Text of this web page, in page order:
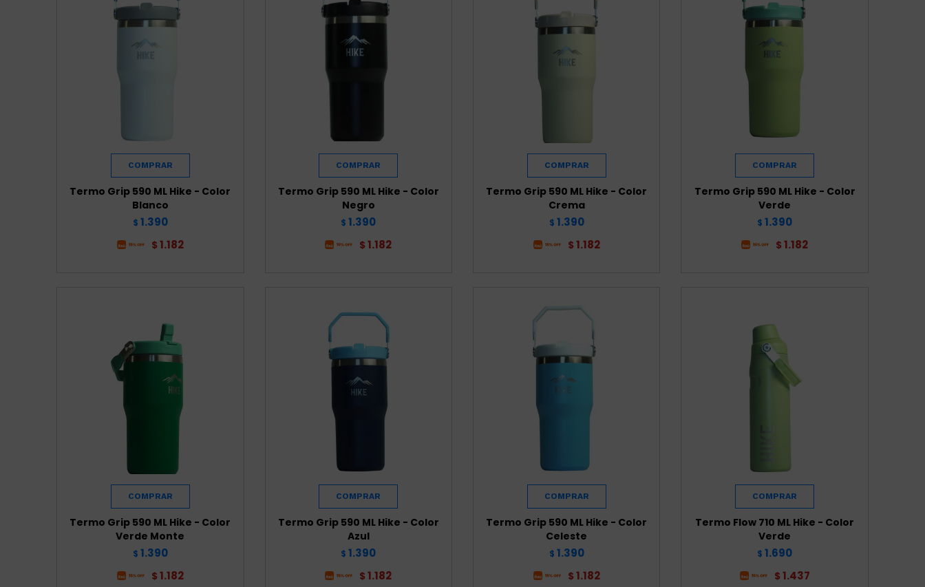
Termo Grip 590 ML Hike - Color
Blanco
$ 1.390
$ 1.182
Termo Grip 590 ML Hike - Color
Negro
$ 1.390
$ 1.182
Termo Grip 590 ML Hike - Color
Crema
$ 1.390
$ 1.182
Termo Grip 590 ML Hike - Color
Verde
$ 1.390
$ 1.182
Termo Grip 590 ML Hike - Color
Verde Monte
$ 1.390
$ 1.182
Termo Grip 590 ML Hike - Color
Azul
$ 1.390
$ 1.182
Termo Grip 590 ML Hike - Color
Celeste
$ 1.390
$ 1.182
Termo Flow 710 ML Hike - Color
Verde
$ 1.690
$ 1.437